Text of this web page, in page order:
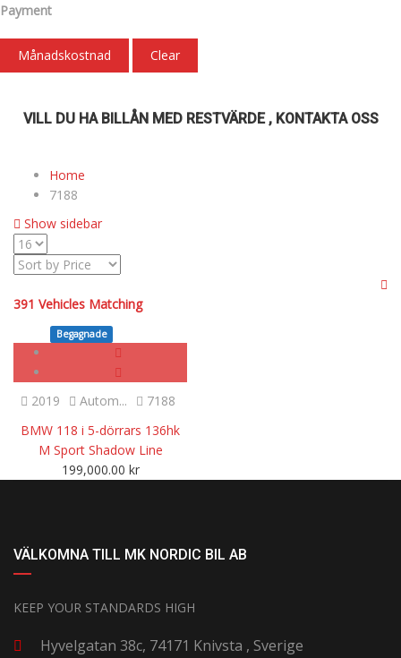
Payment
Månadskostnad Clear
VILL DU HA BILLÅN MED RESTVÄRDE , KONTAKTA OSS
Home
7188
Show sidebar
391 Vehicles Matching
Begagnade
2019 Autom...
7188
BMW 118 i 5-dörrars 136hk
M Sport Shadow Line
199,000.00 kr
VÄLKOMNA TILL MK NORDIC BIL AB
KEEP YOUR STANDARDS HIGH
Hyvelgatan 38c, 74171 Knivsta , Sverige